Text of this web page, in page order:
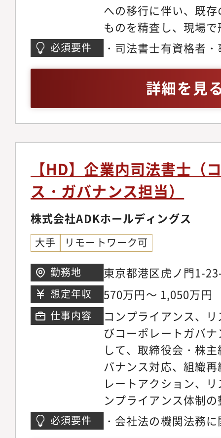
への移行に伴い、既
ものを精査し、現場
の高い仕組み」へと
管理手法を展開する
りの体制を地道に、
る役割を期待してい
容●ADKグループ全体
む）の全社的リスク
る以下のような業務
す。 ・各拠点やリス
アリング ・それに基
新 ・リスク管理計
グ●リスクマネジメン
アンス委員会の事務
的な経営判断と会社
「すべての人に『歓
ADKパーパスの土台
ントの取組みにより
指します。＜配属組
バー：9名本部中途比
身、法律事務所出身
グラウンドを持つメ
す。週2日の出勤を
に合わせて在宅勤務
必須要件
・司法書士有資格者
ス、または海外拠点
安：3年以上）・英
程度）※「メールや資
伝達」ができること
詳細を見
【HD】企業内司法書士（
ス・ガバナンス担当）
株式会社ADKホールディングス
大手 リモートワーク可
勤務地
東京都港区虎ノ門1-
ワー
想定年収 570万円～ 1,050万円
仕事内容
コンプライアンス、
びコーポレートガバ
して、取締役会・株
バナンス対応、組織
レートアクション、
ンプライアンス体制
制度の運用、社内規
必須要件
・会社法の機関法務